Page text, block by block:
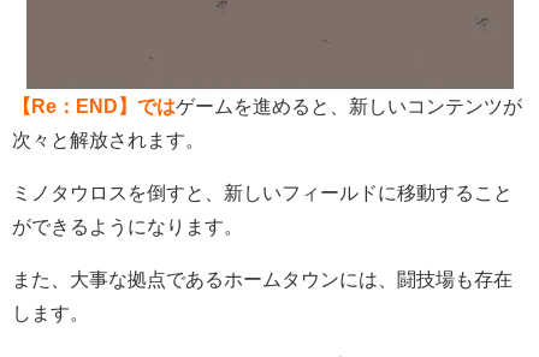
【Re：END】ではゲームを進めると、新しいコンテンツが
次々と解放されます。
ミノタウロスを倒すと、新しいフィールドに移動すること
ができるようになります。
また、大事な拠点であるホームタウンには、闘技場も存在
します。